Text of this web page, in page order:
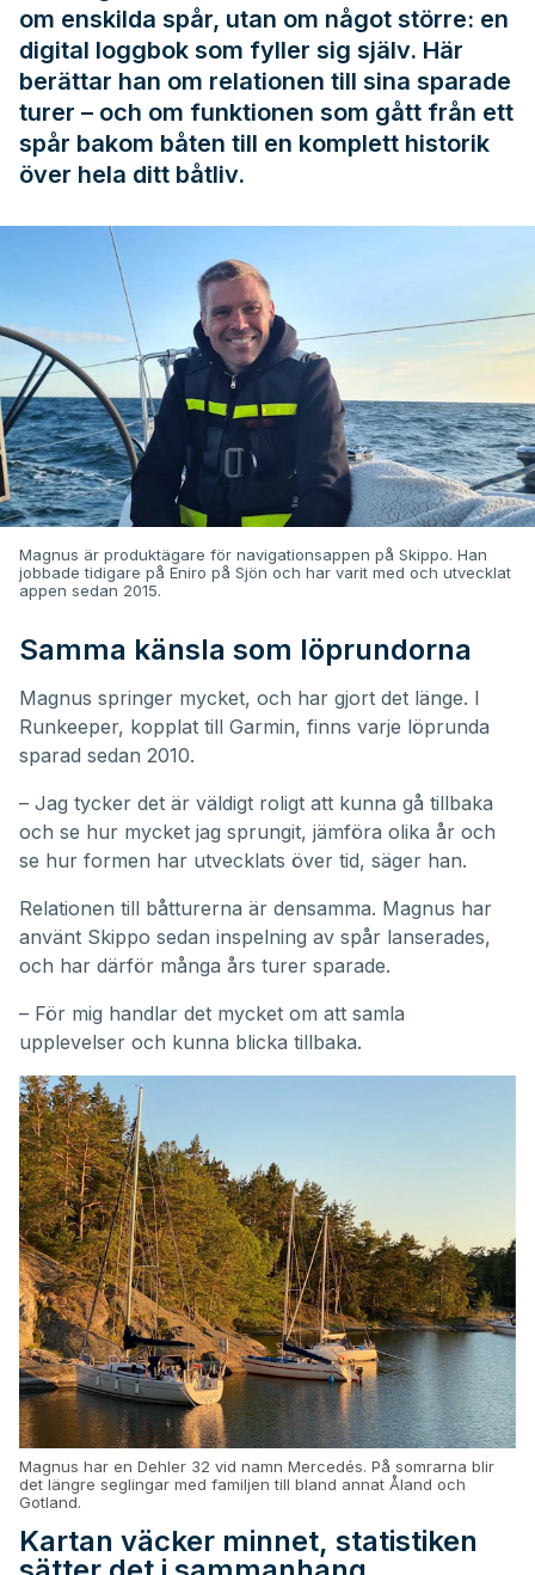
om enskilda spår, utan om något större: en
digital loggbok som fyller sig själv. Här
berättar han om relationen till sina sparade
turer – och om funktionen som gått från ett
spår bakom båten till en komplett historik
över hela ditt båtliv.
Magnus är produktägare för navigationsappen på Skippo. Han
jobbade tidigare på Eniro på Sjön och har varit med och utvecklat
appen sedan 2015.
Samma känsla som löprundorna
Magnus springer mycket, och har gjort det länge. I
Runkeeper, kopplat till Garmin, finns varje löprunda
sparad sedan 2010.
– Jag tycker det är väldigt roligt att kunna gå tillbaka
och se hur mycket jag sprungit, jämföra olika år och
se hur formen har utvecklats över tid, säger han.
Relationen till båtturerna är densamma. Magnus har
använt Skippo sedan inspelning av spår lanserades,
och har därför många års turer sparade.
– För mig handlar det mycket om att samla
upplevelser och kunna blicka tillbaka.
Magnus har en Dehler 32 vid namn Mercedés. På somrarna blir
det längre seglingar med familjen till bland annat Åland och
Gotland.
Kartan väcker minnet, statistiken